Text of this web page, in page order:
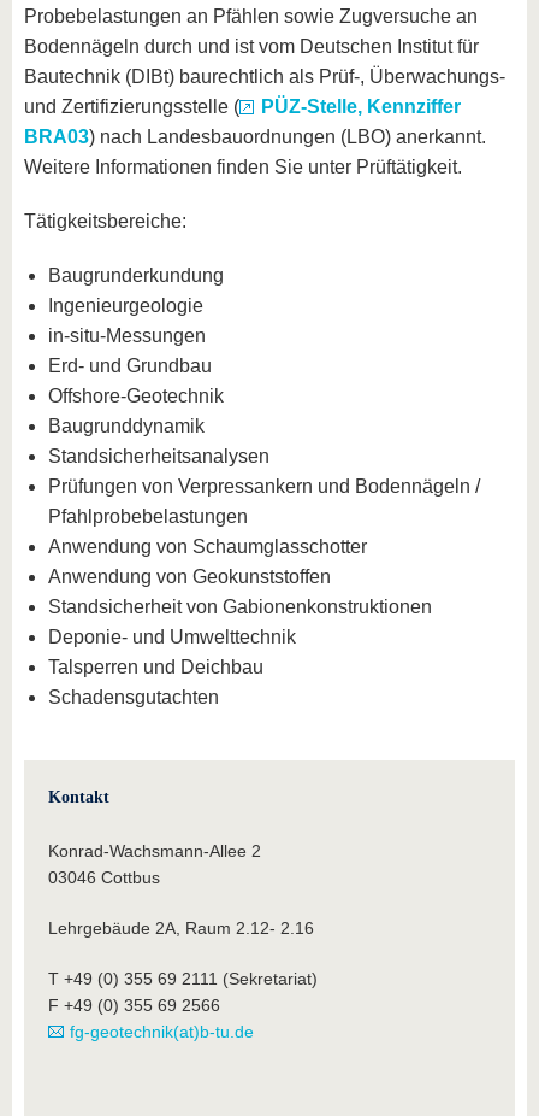
Probebelastungen an Pfählen sowie Zugversuche an
Bodennägeln durch und ist vom Deutschen Institut für
Bautechnik (DIBt) baurechtlich als Prüf-, Überwachungs-
und Zertifizierungsstelle (
PÜZ-Stelle, Kennziffer
BRA03) nach Landesbauordnungen (LBO) anerkannt.
Weitere Informationen finden Sie unter Prüftätigkeit.
Tätigkeitsbereiche:
Baugrunderkundung
Ingenieurgeologie
in-situ-Messungen
Erd- und Grundbau
Offshore-Geotechnik
Baugrunddynamik
Standsicherheitsanalysen
Prüfungen von Verpressankern und Bodennägeln /
Pfahlprobebelastungen
Anwendung von Schaumglasschotter
Anwendung von Geokunststoffen
Standsicherheit von Gabionenkonstruktionen
Deponie- und Umwelttechnik
Talsperren und Deichbau
Schadensgutachten
Kontakt
Konrad-Wachsmann-Allee 2
03046 Cottbus
Lehrgebäude 2A, Raum 2.12- 2.16
T +49 (0) 355 69 2111 (Sekretariat)
F +49 (0) 355 69 2566
fg-geotechnik(at)b-tu.de